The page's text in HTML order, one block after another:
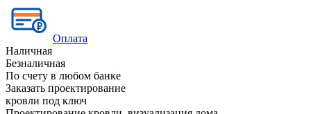
Оплата
Наличная
Безналичная
По счету в любом банке
Заказать проектирование
кровли под ключ